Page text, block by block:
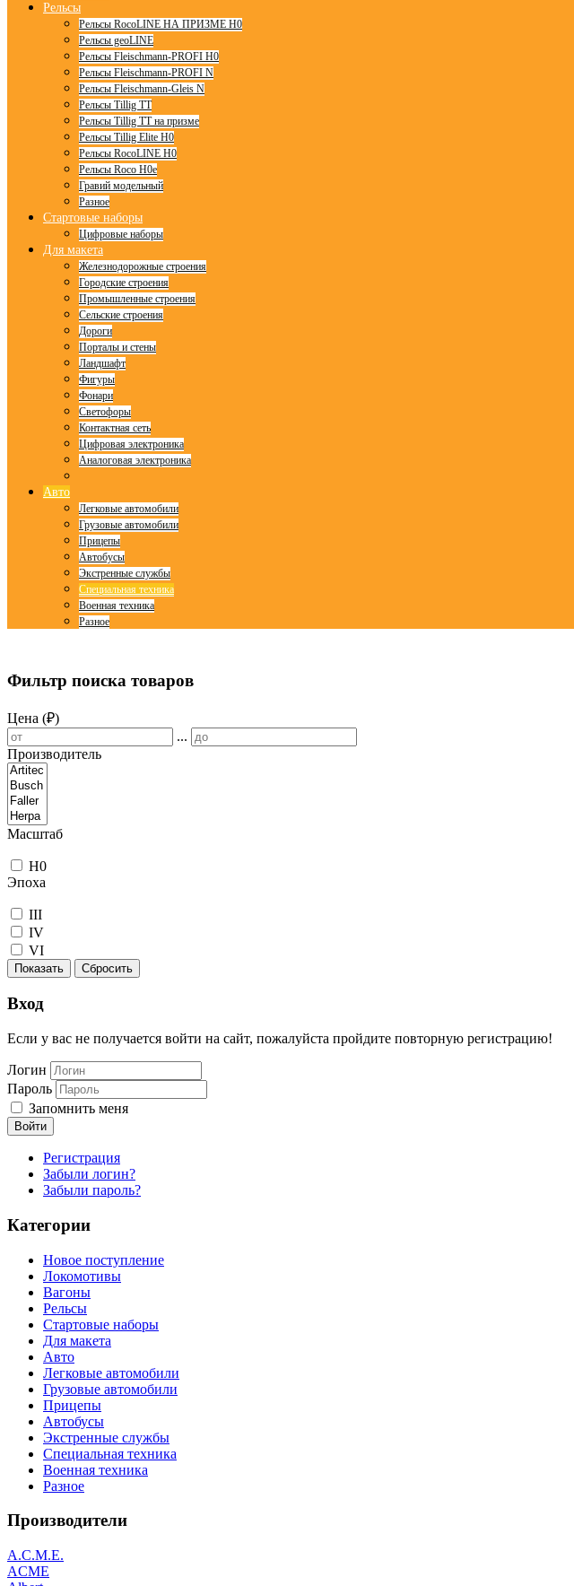
Рельсы
Рельсы RocoLINE НА ПРИЗМЕ H0
Рельсы geoLINE
Рельсы Fleischmann-PROFI H0
Рельсы Fleischmann-PROFI N
Рельсы Fleischmann-Gleis N
Рельсы Tillig TT
Рельсы Tillig TT на призме
Рельсы Tillig Elite H0
Рельсы RocoLINE H0
Рельсы Roco H0e
Гравий модельный
Разное
Стартовые наборы
Цифровые наборы
Для макета
Железнодорожные строения
Городские строения
Промышленные строения
Сельские строения
Дороги
Порталы и стены
Ландшафт
Фигуры
Фонари
Светофоры
Контактная сеть
Цифровая электроника
Аналоговая электроника
Авто
Легковые автомобили
Грузовые автомобили
Прицепы
Автобусы
Экстренные службы
Специальная техника
Военная техника
Разное
Фильтр поиска товаров
Цена (₽)
...
Производитель
Масштаб
H0
Эпоха
III
IV
VI
Показать Сбросить
Вход
Если у вас не получается войти на сайт, пожалуйста пройдите повторную регистрацию!
Логин
Пароль
Запомнить меня
Войти
Регистрация
Забыли логин?
Забыли пароль?
Категории
Новое поступление
Локомотивы
Вагоны
Рельсы
Стартовые наборы
Для макета
Авто
Легковые автомобили
Грузовые автомобили
Прицепы
Автобусы
Экстренные службы
Специальная техника
Военная техника
Разное
Производители
A.C.M.E.
ACME